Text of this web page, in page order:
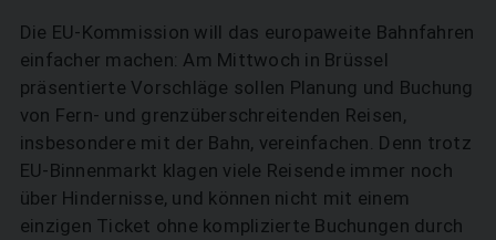
Die EU-Kommission will das europaweite Bahnfahren
einfacher machen: Am Mittwoch in Brüssel
präsentierte Vorschläge sollen Planung und Buchung
von Fern- und grenzüberschreitenden Reisen,
insbesondere mit der Bahn, vereinfachen. Denn trotz
EU-Binnenmarkt klagen viele Reisende immer noch
über Hindernisse, und können nicht mit einem
einzigen Ticket ohne komplizierte Buchungen durch